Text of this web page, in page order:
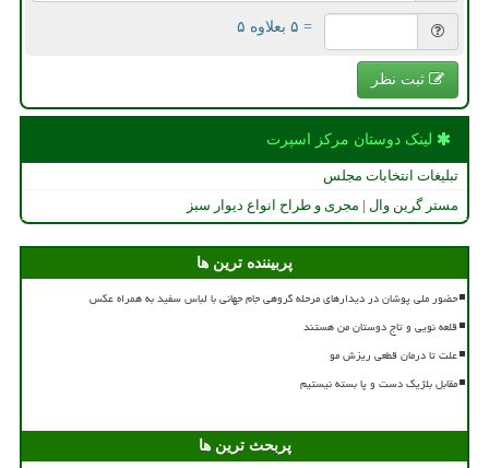
= ۵ بعلاوه ۵
ثبت نظر
لینک دوستان مركز اسپرت
تبلیغات انتخابات مجلس
مستر گرین وال | مجری و طراح انواع دیوار سبز
پربیننده ترین ها
حضور ملی پوشان در دیدارهای مرحله گروهی جام جهانی با لباس سفید به همراه عکس
قلعه نویی و تاج دوستان من هستند
علت تا درمان قطعی ریزش مو
مقابل بلژیک دست و پا بسته نیستیم
پربحث ترین ها